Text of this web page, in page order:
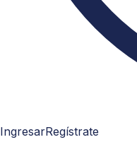
IngresarRegístrate